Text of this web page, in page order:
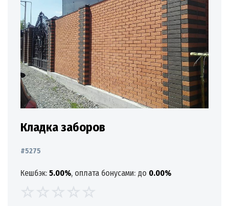
Кладка заборов
#5275
Кешбэк: 5.00%, оплата бонусами: до 0.00%